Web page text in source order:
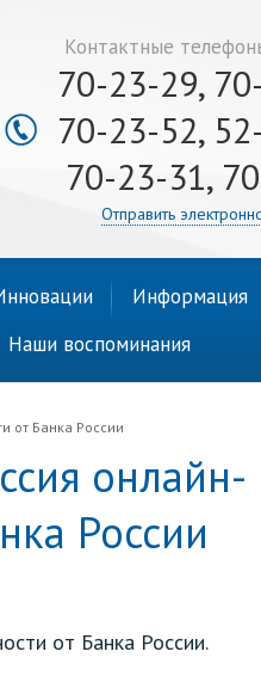
Контактные
70-23-29,
70-23-52,
70-23-31,
Отправить
Информация
Наши воспоминания
от Банка России
онлайн-
России
от Банка России.